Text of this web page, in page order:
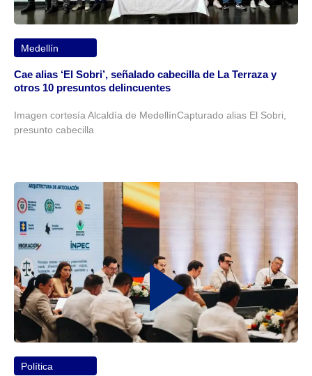
Medellín
Cae alias ‘El Sobri’, señalado cabecilla de La Terraza y
otros 10 presuntos delincuentes
Imagen cortesía Alcaldía de MedellínCapturado alias El Sobri,
presunto cabecilla
Política